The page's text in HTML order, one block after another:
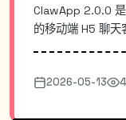
ClawApp 2.0.0
的移动端 H5 聊天
配置指南。通过
让用户在任何移动
要移动办公或随
2026-05-13